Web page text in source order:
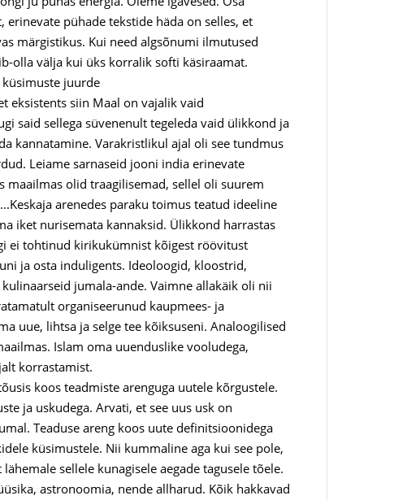
pühade tekstide häda on selles, et
märgistikus. Kui need algsõnumi ilmutused
olla välja kui üks korralik softi käsiraamat.
juurde
eksistents siin Maal on vajalik vaid
said sellega süvenenult tegeleda vaid ülikkond ja
kannatamine. Varakristlikul ajal oli see tundmus
Leiame sarnaseid jooni india erinevate
maailmas olid traagilisemad, sellel oli suurem
arenedes paraku toimus teatud ideeline
iket nurisemata kannaksid. Ülikkond harrastas
ei tohtinud kirikukümnist kõigest röövitust
ja osta induligents. Ideoloogid, kloostrid,
jumala-ande. Vaimne allakäik oli nii
organiseerunud kaupmees- ja
uue, lihtsa ja selge tee kõiksuseni. Analoogilised
Islam oma uuenduslike vooludega,
korrastamist.
koos teadmiste arenguga uutele kõrgustele.
ja uskudega. Arvati, et see uus usk on
Teaduse areng koos uute definitsioonidega
küsimustele. Nii kummaline aga kui see pole,
sellele kunagisele aegade tagusele tõele.
astronoomia, nende allharud. Kõik hakkavad